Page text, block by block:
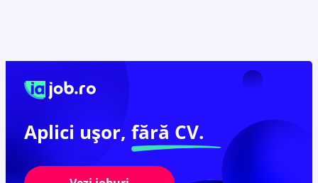
Aplici ușor, fără CV.